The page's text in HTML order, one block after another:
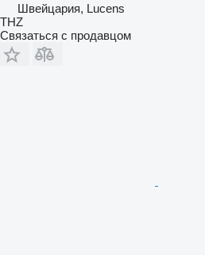
Швейцария, Lucens
THZ
Связаться с продавцом